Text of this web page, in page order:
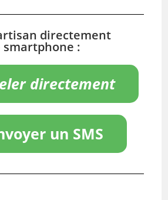
directement
:
directement
un SMS